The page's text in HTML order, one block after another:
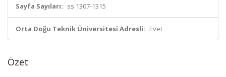
Sayfa Sayıları: ss.1307-1315
Orta Doğu Teknik Üniversitesi Adresli: Evet
Özet